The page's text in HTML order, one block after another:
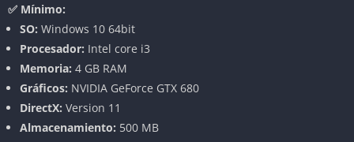
Todos aportan un toque humorístico que rompe con la
monotonía.
Física dinámica y entorno cambiante
El motor de física da lugar a comportamientos impredecibles,
haciendo que cada sesión sea diferente. El agua, las olas y la
✅ Mínimo:
SO: Windows 10 64bit
Procesador: Intel core i3
Memoria: 4 GB RAM
Gráficos: NVIDIA GeForce GTX 680
DirectX: Version 11
Almacenamiento: 500 MB